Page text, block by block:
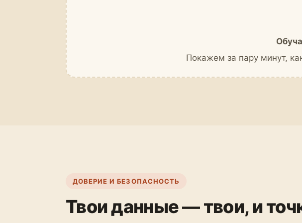
Покажем за пару минут,
ДОВЕРИЕ И БЕЗОПАСНОСТЬ
Твои данные — твои, и